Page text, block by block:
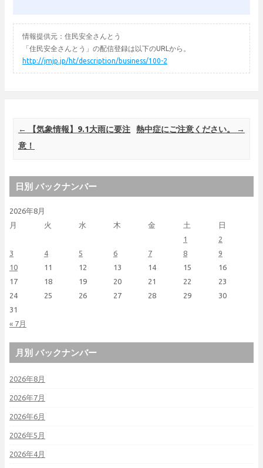
情報提供元：住民安全さんとう
「住民安全さんとう」の配信登録は以下のURLから。
http://jmjp.jp/ht/description/business/100-2
Post navigation
←
【気象情報】9.1大雨に要注
意！
熱中症にご注意ください。 →
日別 バックナンバー
2026年8月
月
火 水 木 金 土 日
« 7月
1
2
3
4 5 6 7 8
9
10
11 12 13 14 15
16
17
18 19 20 21 22
23
24
25 26 27 28 29
30
31
月別 バックナンバー
2026年8月
2026年7月
2026年6月
2026年5月
2026年4月